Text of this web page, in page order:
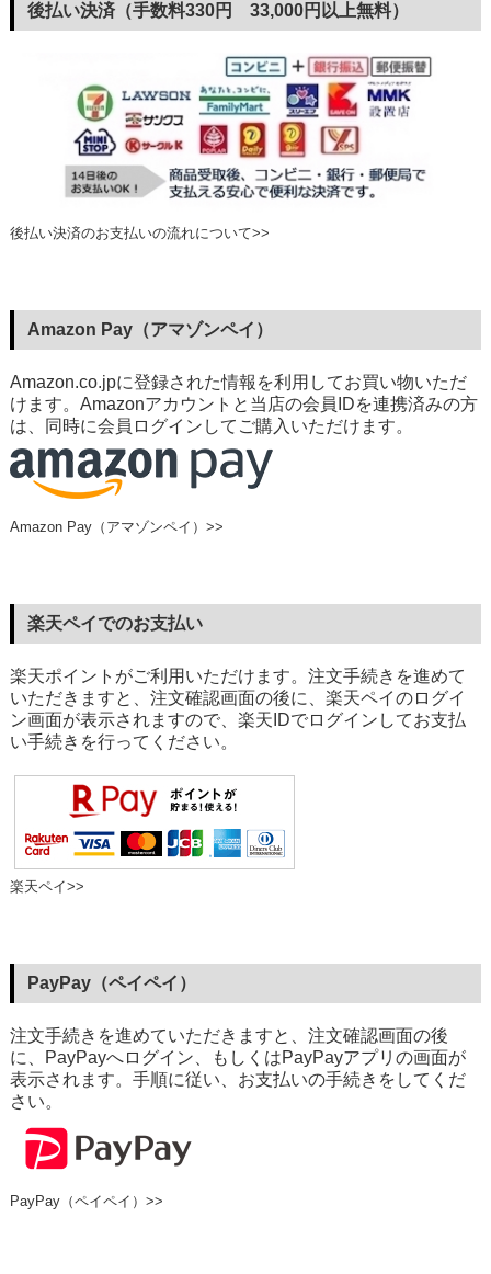
後払い決済（手数料330円 33,000円以上無料）
後払い決済のお支払いの流れについて>>
Amazon Pay（アマゾンペイ）
Amazon.co.jpに登録された情報を利用してお買い物いただ
けます。Amazonアカウントと当店の会員IDを連携済みの方
は、同時に会員ログインしてご購入いただけます。
Amazon Pay（アマゾンペイ）>>
楽天ペイでのお支払い
楽天ポイントがご利用いただけます。注文手続きを進めて
いただきますと、注文確認画面の後に、楽天ペイのログイ
ン画面が表示されますので、楽天IDでログインしてお支払
い手続きを行ってください。
楽天ペイ>>
PayPay（ペイペイ）
注文手続きを進めていただきますと、注文確認画面の後
に、PayPayへログイン、もしくはPayPayアプリの画面が
表示されます。手順に従い、お支払いの手続きをしてくだ
さい。
PayPay（ペイペイ）>>